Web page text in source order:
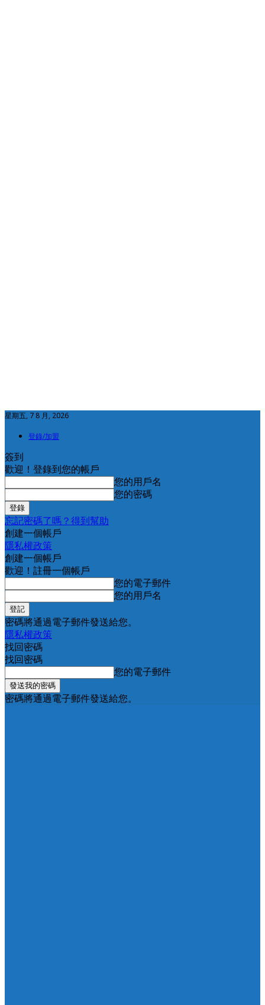
星期五, 7 8 月, 2026
登錄/加盟
簽到
歡迎！登錄到您的帳戶
您的用戶名
您的密碼
忘記密碼了嗎？得到幫助
創建一個帳戶
隱私權政策
創建一個帳戶
歡迎！註冊一個帳戶
您的電子郵件
您的用戶名
密碼將通過電子郵件發送給您。
隱私權政策
找回密碼
找回密碼
您的電子郵件
密碼將通過電子郵件發送給您。